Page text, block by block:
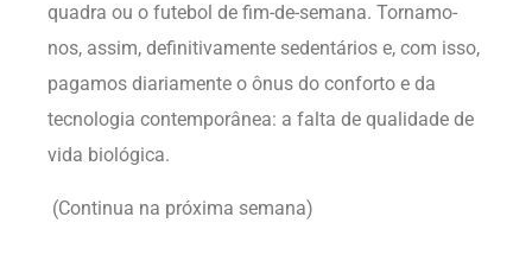
quadra ou o futebol de fim-de-semana. Tornamo-
nos, assim, definitivamente sedentários e, com isso,
pagamos diariamente o ônus do conforto e da
tecnologia contemporânea: a falta de qualidade de
vida biológica.
(Continua na próxima semana)